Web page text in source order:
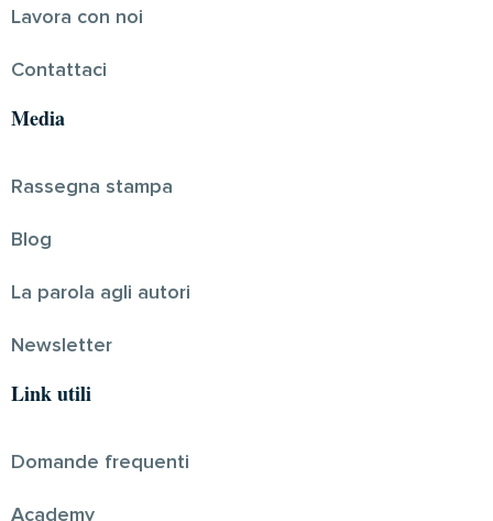
Lavora con noi
Contattaci
Media
Rassegna stampa
Blog
La parola agli autori
Newsletter
Link utili
Domande frequenti
Academy